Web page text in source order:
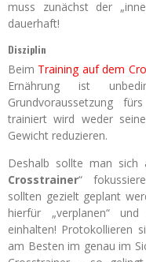
muss zunächst der
dauerhaft!
Disziplin
Beim Training auf dem
Ernährung ist
Grundvoraussetzung
trainiert wird weder
Gewicht reduzieren.
Deshalb sollte man sich
Crosstrainer“
sollten gezielt geplant
hierfür „verplanen“
einhalten! Protokollieren
am Besten im genau im